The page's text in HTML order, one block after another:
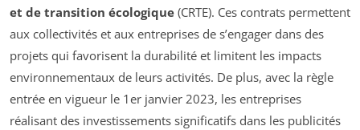
et de transition écologique (CRTE). Ces contrats permettent
aux collectivités et aux entreprises de s’engager dans des
projets qui favorisent la durabilité et limitent les impacts
environnementaux de leurs activités. De plus, avec la règle
entrée en vigueur le 1er janvier 2023, les entreprises
réalisant des investissements significatifs dans les publicités